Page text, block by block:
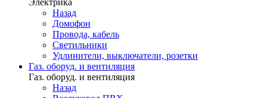
Электрика
Назад
Домофон
Провода, кабель
Светильники
Удлинители, выключатели, розетки
Газ. оборуд. и вентиляция
Газ. оборуд. и вентиляция
Назад